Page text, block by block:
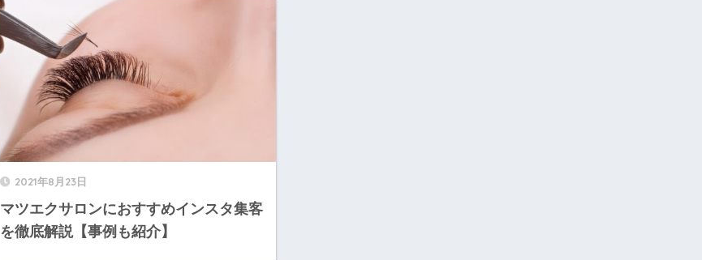
2021年8月23日
マツエクサロンにおすすめインスタ集客
を徹底解説【事例も紹介】